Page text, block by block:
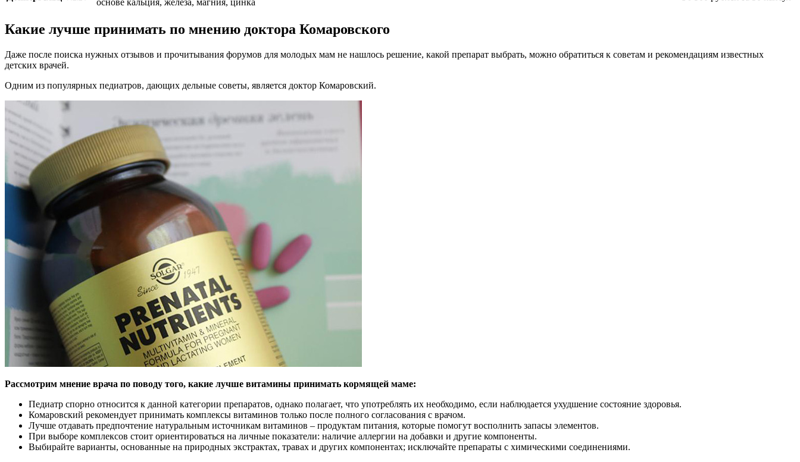
основе кальция, железа, магния, цинка
Какие лучше принимать по мнению доктора Комаровского
Даже после поиска нужных отзывов и прочитывания форумов для молодых мам не нашлось решение, какой препарат выбрать, можно обратиться к советам и рекомендациям известных
детских врачей.
Одним из популярных педиатров, дающих дельные советы, является доктор Комаровский.
Рассмотрим мнение врача по поводу того, какие лучше витамины принимать кормящей маме:
Педиатр спорно относится к данной категории препаратов, однако полагает, что употреблять их необходимо, если наблюдается ухудшение состояние здоровья.
Комаровский рекомендует принимать комплексы витаминов только после полного согласования с врачом.
Лучше отдавать предпочтение натуральным источникам витаминов – продуктам питания, которые помогут восполнить запасы элементов.
При выборе комплексов стоит ориентироваться на личные показатели: наличие аллергии на добавки и другие компоненты.
Выбирайте варианты, основанные на природных экстрактах, травах и других компонентах; исключайте препараты с химическими соединениями.